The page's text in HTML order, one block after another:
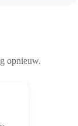
opnieuw.